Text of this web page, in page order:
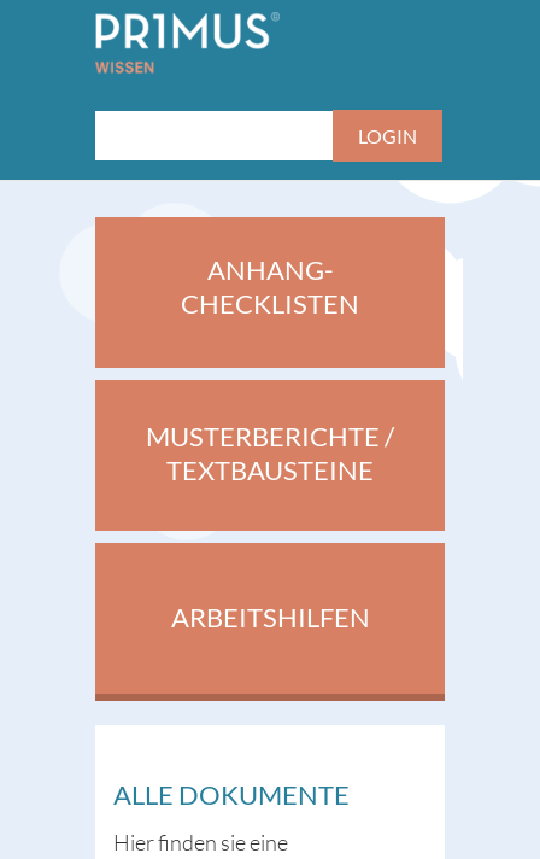
ANHANG-
CHECKLISTEN
MUSTERBERICHTE /
TEXTBAUSTEINE
ARBEITSHILFEN
ALLE DOKUMENTE
Hier finden sie eine